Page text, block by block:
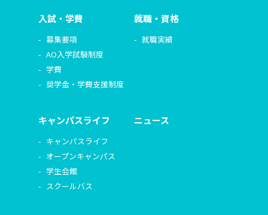
入試・学費
募集要項
AO入学試験制度
学費
奨学金・学費支援制度
就職・資格
就職実績
キャンパスライフ
キャンパスライフ
オープンキャンパス
学生会館
スクールバス
ニュース